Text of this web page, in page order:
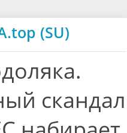
(SU)
скандал